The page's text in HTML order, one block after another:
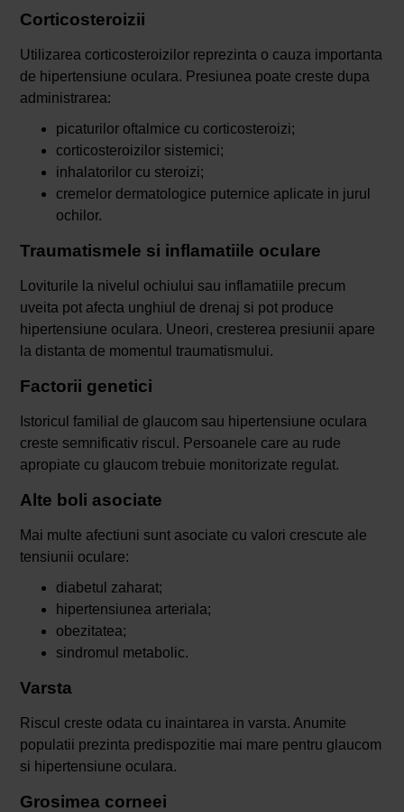
Corticosteroizii
Utilizarea corticosteroizilor reprezinta o cauza importanta
de hipertensiune oculara. Presiunea poate creste dupa
administrarea:
picaturilor oftalmice cu corticosteroizi;
corticosteroizilor sistemici;
inhalatorilor cu steroizi;
cremelor dermatologice puternice aplicate in jurul
ochilor.
Traumatismele si inflamatiile oculare
Loviturile la nivelul ochiului sau inflamatiile precum
uveita pot afecta unghiul de drenaj si pot produce
hipertensiune oculara. Uneori, cresterea presiunii apare
la distanta de momentul traumatismului.
Factorii genetici
Istoricul familial de glaucom sau hipertensiune oculara
creste semnificativ riscul. Persoanele care au rude
apropiate cu glaucom trebuie monitorizate regulat.
Alte boli asociate
Mai multe afectiuni sunt asociate cu valori crescute ale
tensiunii oculare:
diabetul zaharat;
hipertensiunea arteriala;
obezitatea;
sindromul metabolic.
Varsta
Riscul creste odata cu inaintarea in varsta. Anumite
populatii prezinta predispozitie mai mare pentru glaucom
si hipertensiune oculara.
Grosimea corneei